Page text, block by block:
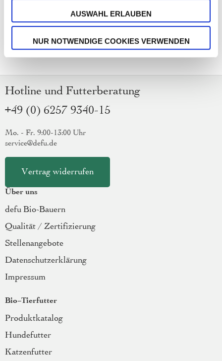
AUSWAHL ERLAUBEN
NUR NOTWENDIGE COOKIES VERWENDEN
Hotline und Futterberatung
+49 (0) 6257 9340-15
Mo. - Fr. 9:00-13:00 Uhr
service@defu.de
Vertrag widerrufen
Über uns
defu Bio-Bauern
Qualität / Zertifizierung
Stellenangebote
Datenschutzerklärung
Impressum
Bio-Tierfutter
Produktkatalog
Hundefutter
Katzenfutter